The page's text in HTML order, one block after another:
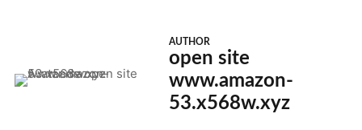
AUTHOR
open site
www.amazon-
53.x568w.xyz